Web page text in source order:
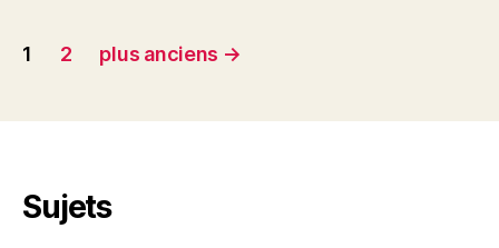
Pagination
publications
1 2 plus anciens →
Sujets